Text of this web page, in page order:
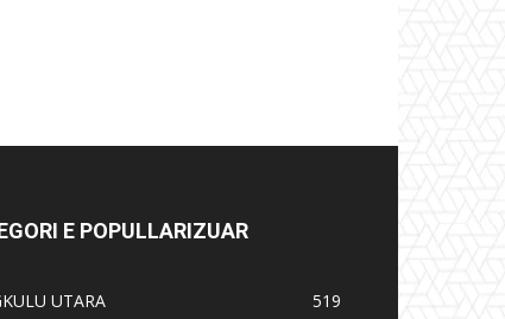
E POPULLARIZUAR
UTARA
519